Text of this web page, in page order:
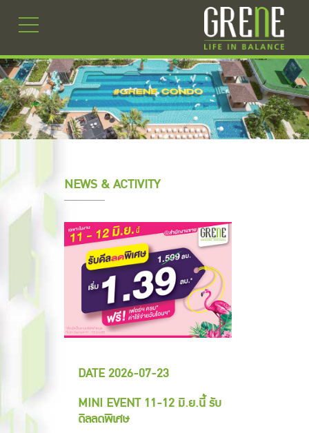
NEWS & ACTIVITY
DATE 2026-07-23
MINI EVENT 11-12 มิ.ย.นี้ รับ
ดิลลดพิเศษ